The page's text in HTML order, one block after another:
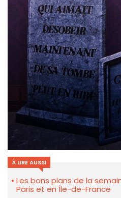
À LIRE AUSSI
Les bons plans de la
Paris et en Île-de-France